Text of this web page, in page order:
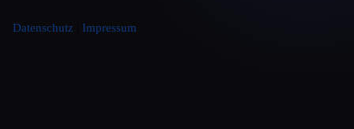
Datenschutz Impressum